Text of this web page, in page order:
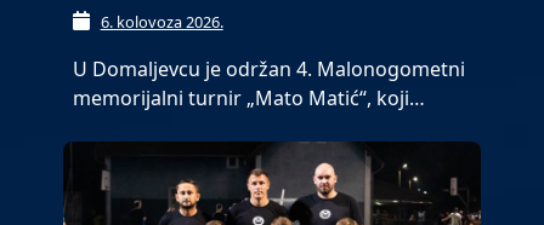
6. kolovoza 2026.
U Domaljevcu je održan 4. Malonogometni
memorijalni turnir „Mato Matić“, koji…